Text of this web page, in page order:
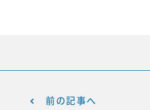
前の記事へ